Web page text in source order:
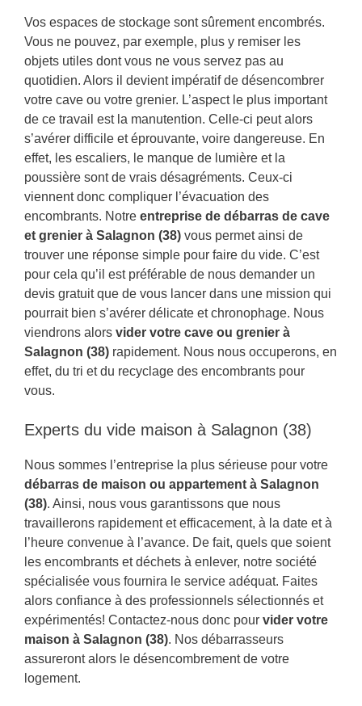
Vos espaces de stockage sont sûrement encombrés.
Vous ne pouvez, par exemple, plus y remiser les
objets utiles dont vous ne vous servez pas au
quotidien. Alors il devient impératif de désencombrer
votre cave ou votre grenier. L’aspect le plus important
de ce travail est la manutention. Celle-ci peut alors
s’avérer difficile et éprouvante, voire dangereuse. En
effet, les escaliers, le manque de lumière et la
poussière sont de vrais désagréments. Ceux-ci
viennent donc compliquer l’évacuation des
encombrants. Notre entreprise de débarras de cave
et grenier à Salagnon (38) vous permet ainsi de
trouver une réponse simple pour faire du vide. C’est
pour cela qu’il est préférable de nous demander un
devis gratuit que de vous lancer dans une mission qui
pourrait bien s’avérer délicate et chronophage. Nous
viendrons alors vider votre cave ou grenier à
Salagnon (38) rapidement. Nous nous occuperons, en
effet, du tri et du recyclage des encombrants pour
vous.
Experts du vide maison à Salagnon (38)
Nous sommes l’entreprise la plus sérieuse pour votre
débarras de maison ou appartement à Salagnon
(38). Ainsi, nous vous garantissons que nous
travaillerons rapidement et efficacement, à la date et à
l’heure convenue à l’avance. De fait, quels que soient
les encombrants et déchets à enlever, notre société
spécialisée vous fournira le service adéquat. Faites
alors confiance à des professionnels sélectionnés et
expérimentés! Contactez-nous donc pour vider votre
maison à Salagnon (38). Nos débarrasseurs
assureront alors le désencombrement de votre
logement.